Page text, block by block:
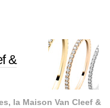
&
la Maison Van Cleef &